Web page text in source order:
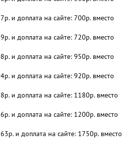
и доплата на сайте: 700р. вместо
и доплата на сайте: 720р. вместо
и доплата на сайте: 950р. вместо
и доплата на сайте: 920р. вместо
и доплата на сайте: 1180р. вместо
и доплата на сайте: 1200р. вместо
и доплата на сайте: 1750р. вместо